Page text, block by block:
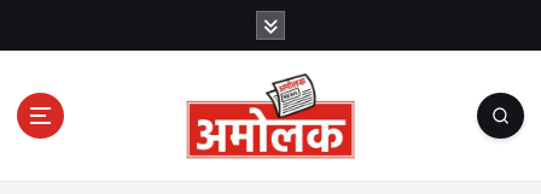
c
Amolak News